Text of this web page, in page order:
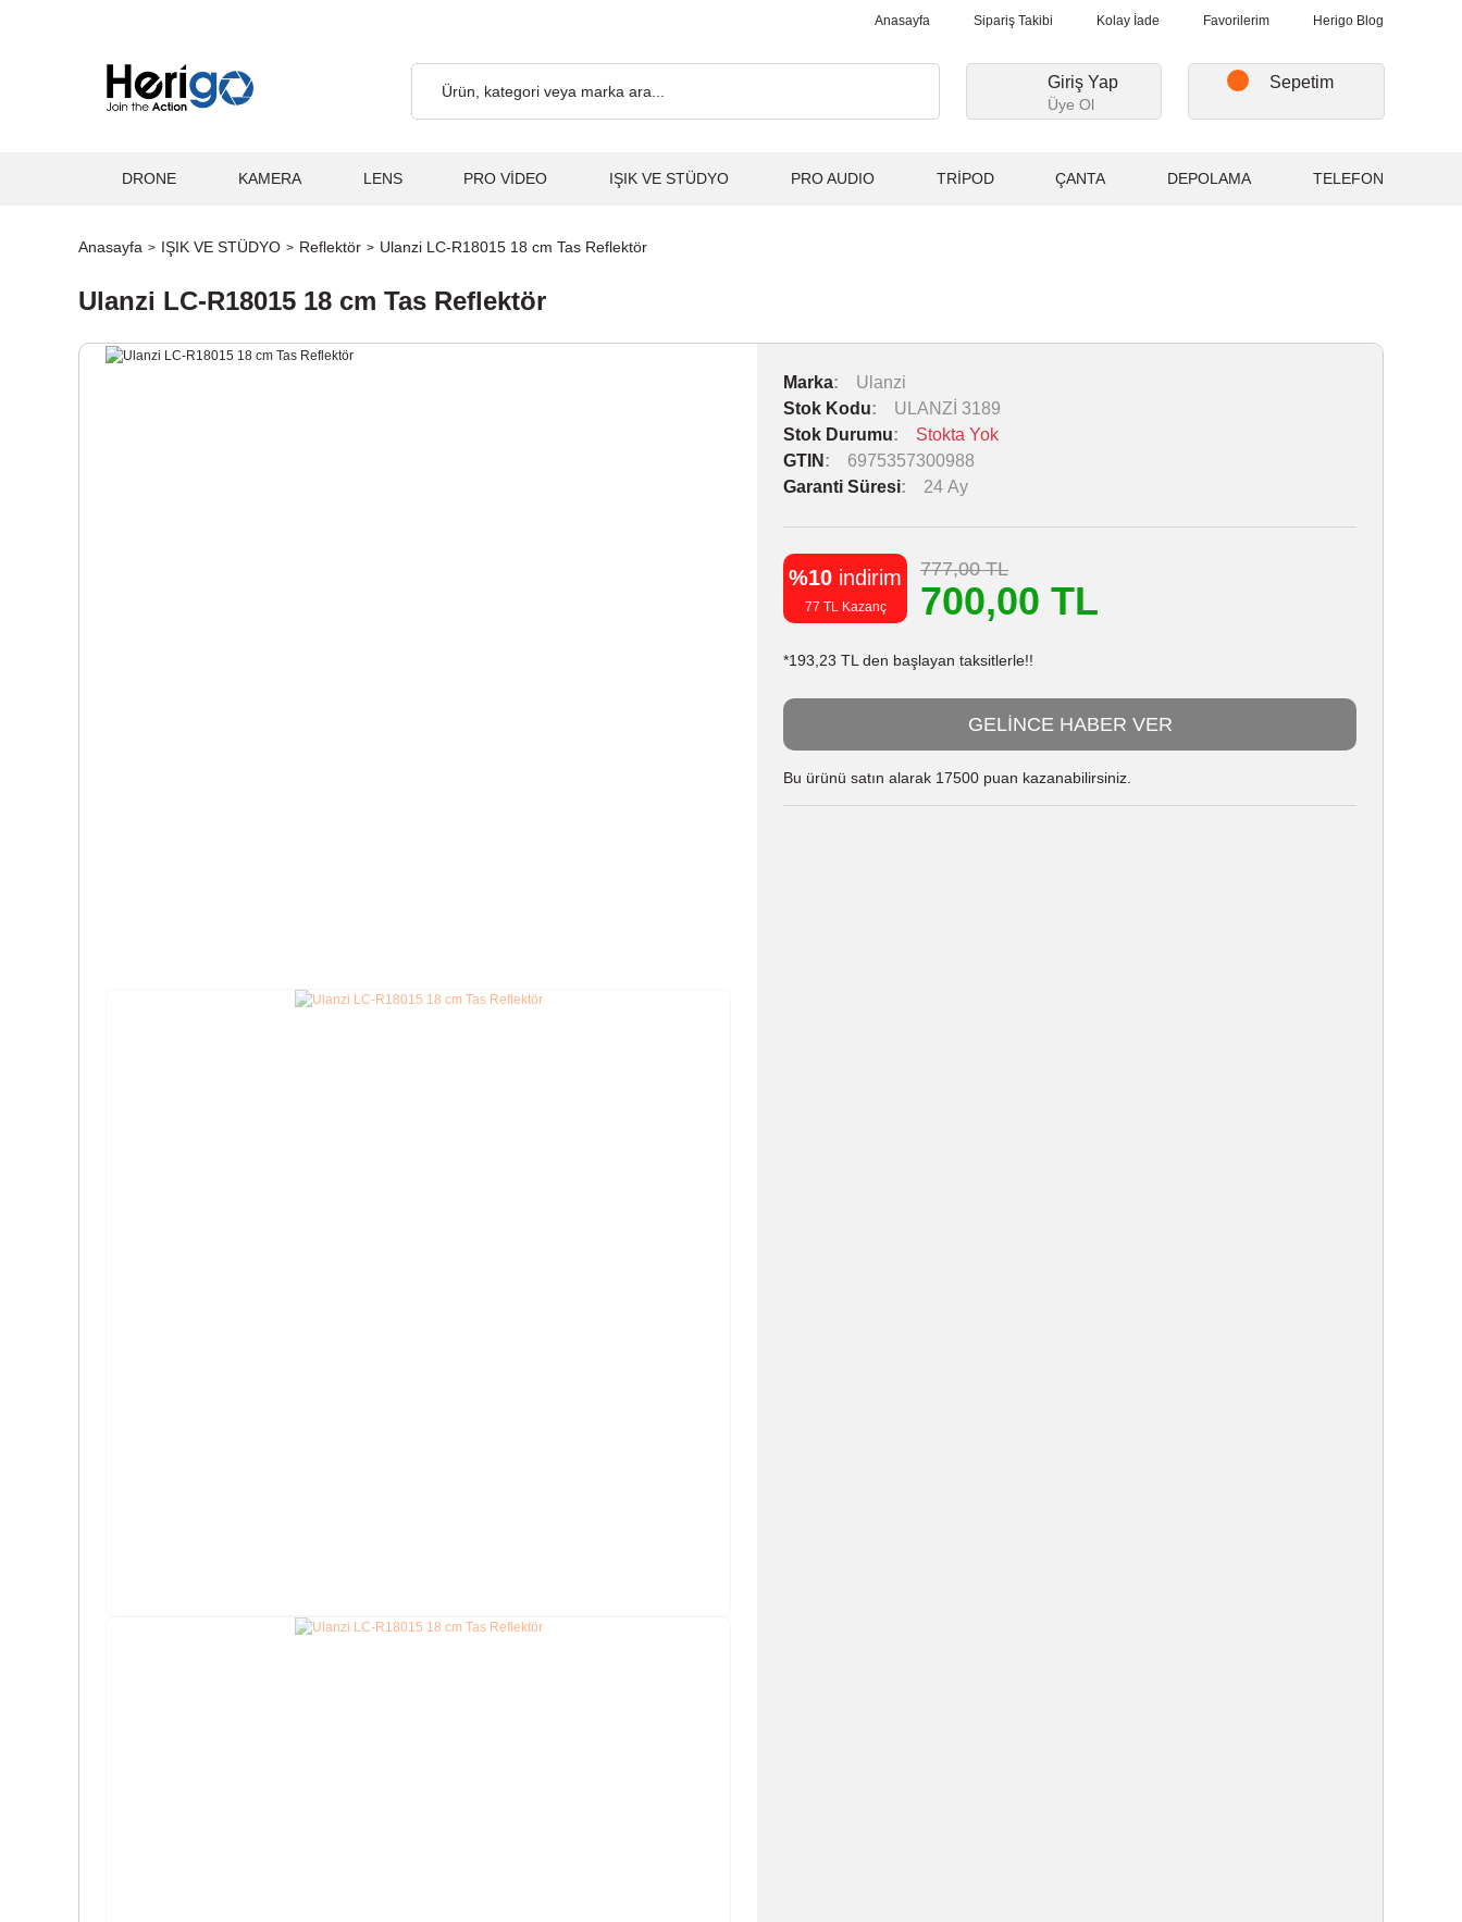
Anasayfa Sipariş Takibi Kolay İade Favorilerim Herigo Blog
Giriş Yap
Üye Ol
Sepetim
DRONE KAMERA LENS PRO VİDEO IŞIK VE STÜDYO PRO AUDIO TRİPOD ÇANTA DEPOLAMA TELEFON
Anasayfa IŞIK VE STÜDYO Reflektör Ulanzi LC-R18015 18 cm Tas Reflektör
Ulanzi LC-R18015 18 cm Tas Reflektör
Marka
Ulanzi
Stok Kodu
ULANZİ 3189
Stok Durumu
Stokta Yok
GTIN
6975357300988
Garanti Süresi
24 Ay
%10 indirim
77 TL Kazanç
777,00 TL
700,00 TL
*193,23 TL den başlayan taksitlerle!!
GELİNCE HABER VER
Bu ürünü satın alarak 17500 puan kazanabilirsiniz.
2.000₺ ve Üzeri Alışverişlerde, Kargo Ücretsiz... 2.000₺ ve Üzeri Alışverişlerde, Kargo Ücretsiz... 2.000₺ ve Üzeri Alışverişlerde, Kargo Ücretsiz... 2.000₺ ve Üzeri Alışverişlerde,